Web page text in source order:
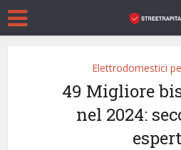
Elettrodomestici
49 Migliore
nel 2024: